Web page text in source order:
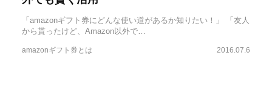
「amazonギフト券にどんな使い道があるか知りたい！」 「友人
から貰ったけど、Amazon以外で…
2016.07.6
amazonギフト券とは